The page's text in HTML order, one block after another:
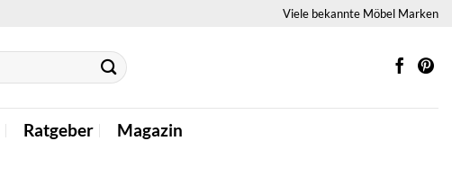
Viele bekannte Möbel Marken
Ratgeber Magazin